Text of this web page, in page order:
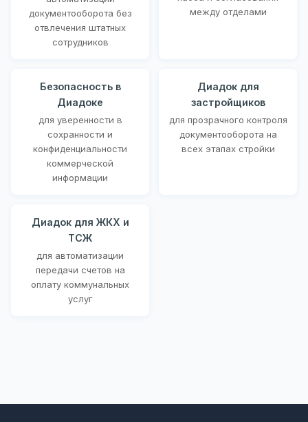
документооборота без
отвлечения штатных
сотрудников
между отделами
Безопасность в
Диадоке
для уверенности в
сохранности и
конфиденциальности
коммерческой
информации
Диадок для
застройщиков
для прозрачного контроля
документооборота на
всех этапах стройки
Диадок для ЖКХ и
ТСЖ
для автоматизации
передачи счетов на
оплату коммунальных
услуг